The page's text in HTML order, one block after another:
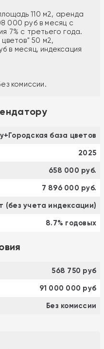
110 м2, аренда
000 руб в месяц с
7% с третьего года.
50 м2,
в месяц, индексация
комиссии.
база цветов
2025
658 000 руб.
7 896 000 руб.
(без учета индексации)
8.7% годовых
568 750 руб
91 000 000 руб
Без комиссии